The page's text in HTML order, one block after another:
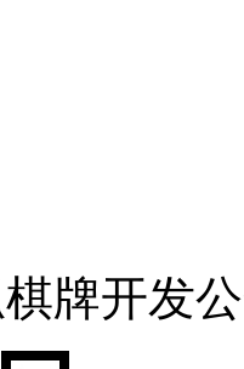
棋牌开发